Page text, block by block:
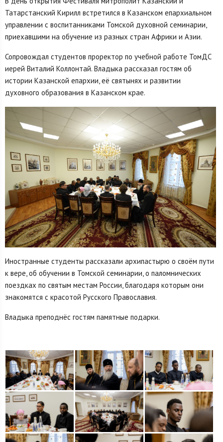
Татарстанский Кирилл встретился в Казанском епархиальном
управлении с воспитанниками Томской духовной семинарии,
приехавшими на обучение из разных стран Африки и Азии.
Сопровождал студентов проректор по учебной работе ТомДС
иерей Виталий Коллонтай. Владыка рассказал гостям об
истории Казанской епархии, её святынях и развитии
духовного образования в Казанском крае.
Иностранные студенты рассказали архипастырю о своём пути
к вере, об обучении в Томской семинарии, о паломнических
поездках по святым местам России, благодаря которым они
знакомятся с красотой Русского Православия.
Владыка преподнёс гостям памятные подарки.